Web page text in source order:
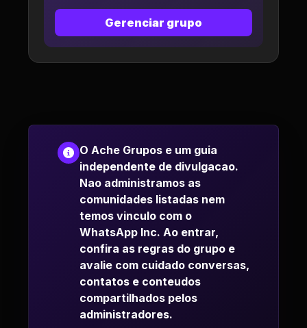
Gerenciar grupo
O Ache Grupos e um guia
independente de divulgacao.
Nao administramos as
comunidades listadas nem
temos vinculo com o
WhatsApp Inc. Ao entrar,
confira as regras do grupo e
avalie com cuidado conversas,
contatos e conteudos
compartilhados pelos
administradores.